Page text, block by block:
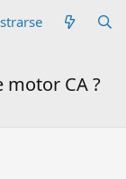
motor CA ?